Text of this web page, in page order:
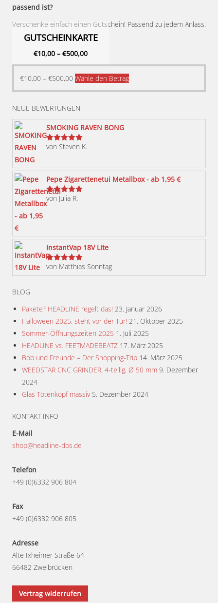
passend ist?
Verschenke einfach einen Gutschein! Passend zu jedem Anlass.
GUTSCHEINKARTE
€10,00 – €500,00
€10,00 – €500,00 Wähle den BetragDieses
Produkt
können
werden
NEUE BEWERTUNGEN
SMOKING RAVEN BONG
Bewertet
von Steven K.
Pepe Zigarettenetui Metallbox - ab 1,95 €
Bewertet
mit
von Julia R.
InstantVap 18V Lite
Bewertet
von Matthias Sonntag
BLOG
Pakete? HEADLINE regelt das! 23. Januar 2026
Halloween 2025, steht vor der Tür! 21. Oktober 2025
Sommer-Öffnungszeiten 2025 1. Juli 2025
HEADLINE vs. FEETMADEBEATZ 17. März 2025
Bob und Freunde – Der Shopping-Trip 14. März 2025
WEEDSTAR CNC GRINDER, 4-teilig, Ø 50 mm 9. Dezember
2024
Glas Totenkopf massiv 5. Dezember 2024
KONTAKT INFO
E-Mail
shop@headline-dbs.de
Telefon
+49 (0)6332 906 804
Fax
+49 (0)6332 906 805
Adresse
Alte Ixheimer Straße 64
66482 Zweibrücken
Vertrag widerrufen